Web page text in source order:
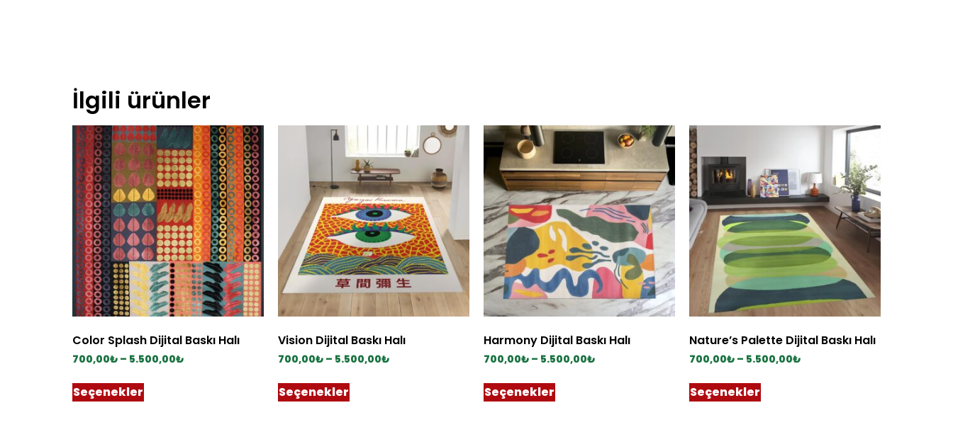
İlgili ürünler
Color Splash Dijital Baskı Halı
700,00₺ – 5.500,00₺
Seçenekler
Vision Dijital Baskı Halı
700,00₺ – 5.500,00₺
Seçenekler
Harmony Dijital Baskı Halı
700,00₺ – 5.500,00₺
Seçenekler
Nature’s Palette Dijital Baskı Halı
700,00₺ – 5.500,00₺
Seçenekler